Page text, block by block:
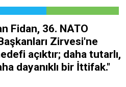
Fidan, 36.⁠ ⁠NATO
Zirvesi'ne
açıktır; daha tutarlı,
dayanıklı bir İttifak."